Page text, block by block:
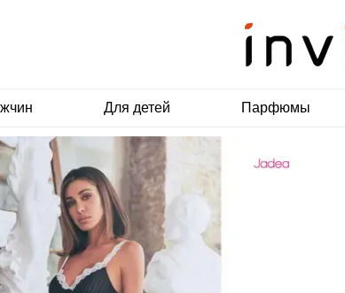
Для детей Парфюмы